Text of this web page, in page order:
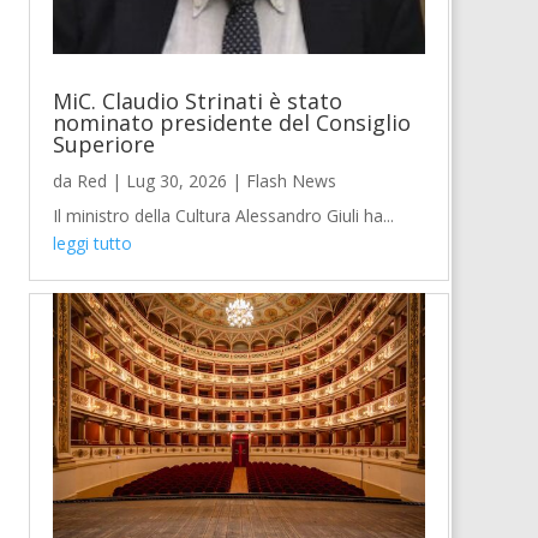
MiC. Claudio Strinati è stato
nominato presidente del Consiglio
Superiore
da Red | Lug 30, 2026 | Flash News
Il ministro della Cultura Alessandro Giuli ha...
leggi tutto